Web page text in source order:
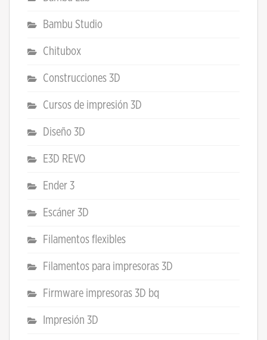
Bambu Studio
Chitubox
Construcciones 3D
Cursos de impresión 3D
Diseño 3D
E3D REVO
Ender 3
Escáner 3D
Filamentos flexibles
Filamentos para impresoras 3D
Firmware impresoras 3D bq
Impresión 3D